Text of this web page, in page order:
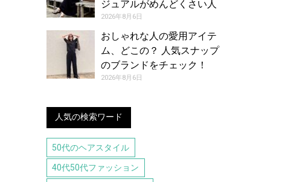
ジュアルがめんどくさい人
のお手本コーデ【8月7日
夏】
2026年8月6日
おしゃれな人の愛用アイテ
ム、どこの？ 人気スナップ
のブランドをチェック！
（2026年7月26日号）
2026年8月6日
人気の検索ワード
50代のヘアスタイル
40代50代ファッション